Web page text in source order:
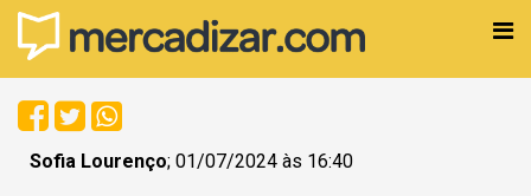
Sofia Lourenço; 01/07/2024 às 16:40